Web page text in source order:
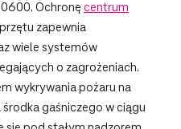
Ochronę centrum
zapewnia
wiele systemów
o zagrożeniach.
wykrywania pożaru na
gaśniczego w ciągu